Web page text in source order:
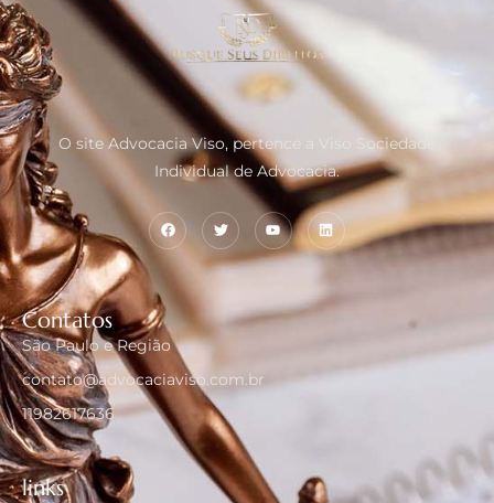
O site Advocacia Viso, pertence a Viso Sociedade
Individual de Advocacia.
Contatos
São Paulo e Região
contato@advocaciaviso.com.br
11982617636
links